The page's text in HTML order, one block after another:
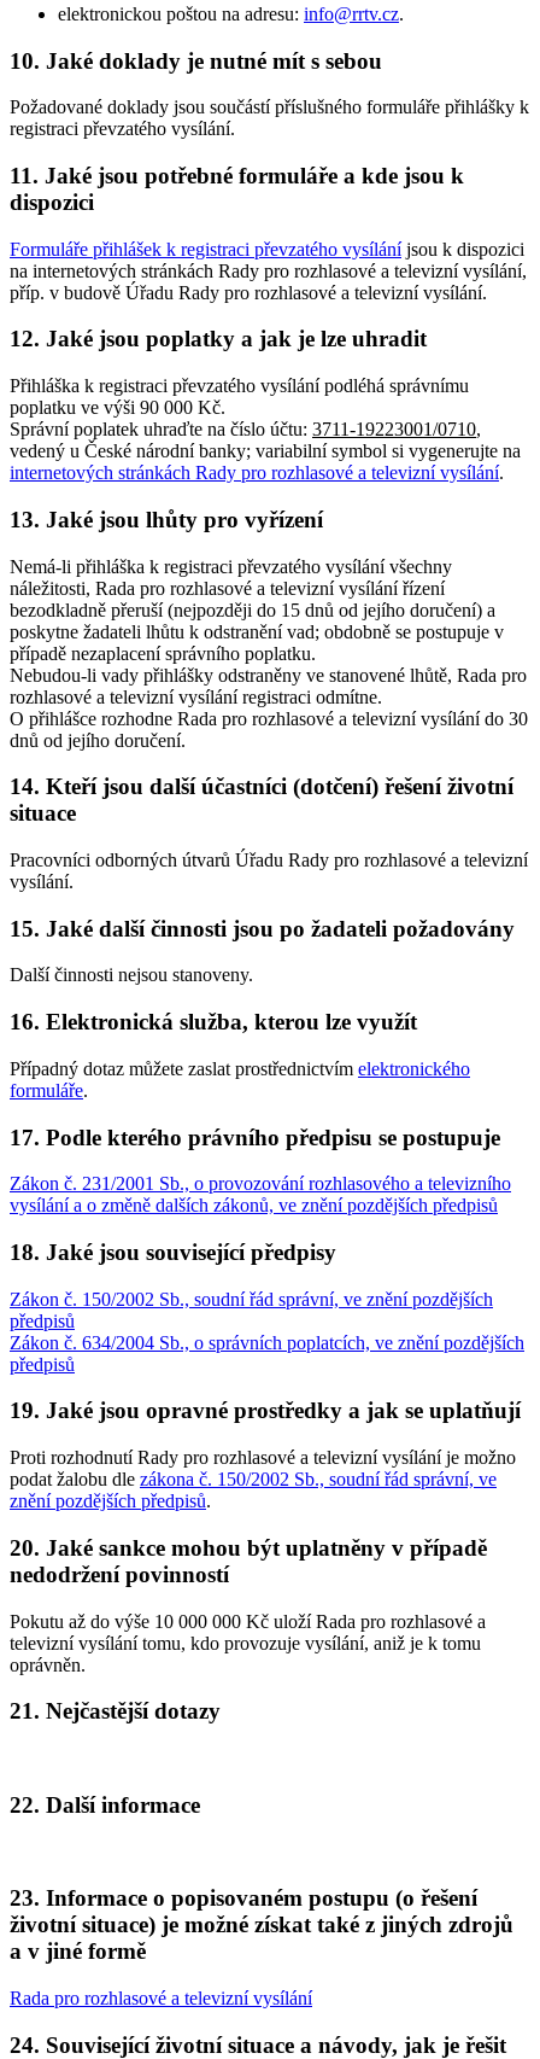
elektronickou poštou na adresu: info@rrtv.cz.
10. Jaké doklady je nutné mít s sebou
Požadované doklady jsou součástí příslušného formuláře přihlášky k
registraci převzatého vysílání.
11. Jaké jsou potřebné formuláře a kde jsou k
dispozici
Formuláře přihlášek k registraci převzatého vysíláníjsou k dispozici
na internetových stránkách Rady pro rozhlasové a televizní vysílání,
příp. v budově Úřadu Rady pro rozhlasové a televizní vysílání.
12. Jaké jsou poplatky a jak je lze uhradit
Přihláška k registraci převzatého vysílání podléhá správnímu
poplatku ve výši 90 000 Kč.
Správní poplatek uhraďte na číslo účtu: 3711-19223001/0710,
vedený u České národní banky; variabilní symbol si vygenerujte na
internetových stránkách Rady pro rozhlasové a televizní vysílání.
13. Jaké jsou lhůty pro vyřízení
Nemá-li přihláška k registraci převzatého vysílání všechny
náležitosti, Rada pro rozhlasové a televizní vysílání řízení
bezodkladně přeruší (nejpozději do 15 dnů od jejího doručení) a
poskytne žadateli lhůtu k odstranění vad; obdobně se postupuje v
případě nezaplacení správního poplatku.
Nebudou-li vady přihlášky odstraněny ve stanovené lhůtě, Rada pro
rozhlasové a televizní vysílání registraci odmítne.
O přihlášce rozhodne Rada pro rozhlasové a televizní vysílání do 30
dnů od jejího doručení.
14. Kteří jsou další účastníci (dotčení) řešení životní
situace
Pracovníci odborných útvarů Úřadu Rady pro rozhlasové a televizní
vysílání.
15. Jaké další činnosti jsou po žadateli požadovány
Další činnosti nejsou stanoveny.
16. Elektronická služba, kterou lze využít
Případný dotaz můžete zaslat prostřednictvím elektronického
formuláře.
17. Podle kterého právního předpisu se postupuje
Zákon č. 231/2001 Sb., o provozování rozhlasového a televizního
vysílání a o změně dalších zákonů, ve znění pozdějších předpisů
18. Jaké jsou související předpisy
Zákon č. 150/2002 Sb., soudní řád správní, ve znění pozdějších
předpisů
Zákon č. 634/2004 Sb., o správních poplatcích, ve znění pozdějších
předpisů
19. Jaké jsou opravné prostředky a jak se uplatňují
Proti rozhodnutí Rady pro rozhlasové a televizní vysílání je možno
podat žalobu dle zákona č. 150/2002 Sb., soudní řád správní, ve
znění pozdějších předpisů.
20. Jaké sankce mohou být uplatněny v případě
nedodržení povinností
Pokutu až do výše 10 000 000 Kč uloží Rada pro rozhlasové a
televizní vysílání tomu, kdo provozuje vysílání, aniž je k tomu
oprávněn.
21. Nejčastější dotazy
22. Další informace
23. Informace o popisovaném postupu (o řešení
životní situace) je možné získat také z jiných zdrojů
a v jiné formě
Rada pro rozhlasové a televizní vysílání
24. Související životní situace a návody, jak je řešit